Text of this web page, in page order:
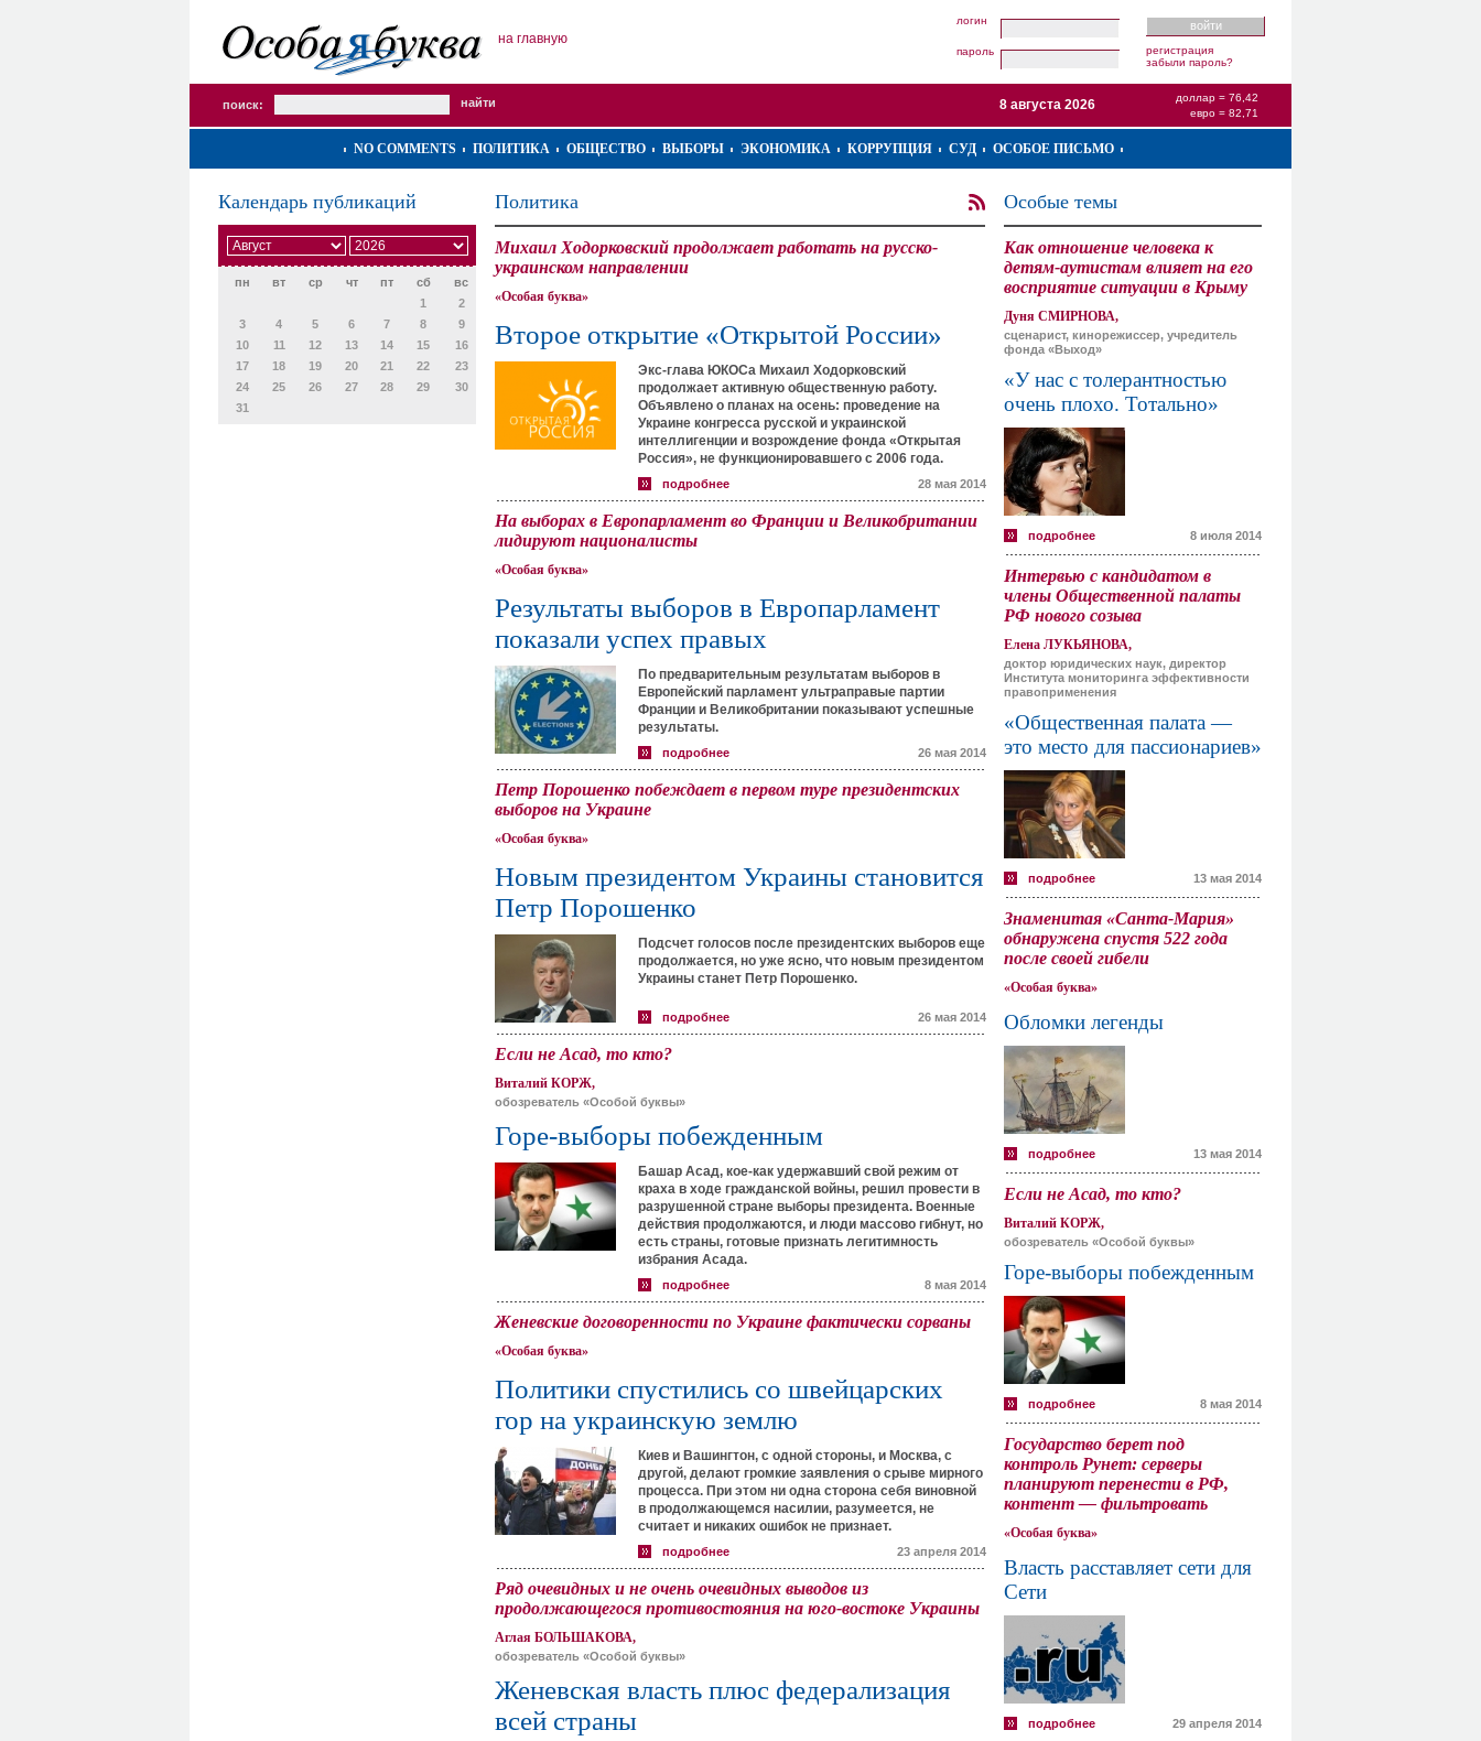
на главную
логин
пароль
регистрация
забыли пароль?
поиск:
доллар = 76,42
евро = 82,71
8 августа 2026
NO COMMENTS ПОЛИТИКА ОБЩЕСТВО ВЫБОРЫ ЭКОНОМИКА КОРРУПЦИЯ СУД ОСОБОЕ ПИСЬМО
Календарь публикаций
пн вт ср чт пт сб
вс
1
2
3
4 5 6 7 8
9
10
11 12 13 14 15
16
17
18 19 20 21 22
23
24
25 26 27 28 29
30
31
Политика
Михаил Ходорковский продолжает работать на русско-
украинском направлении
«Особая буква»
Второе открытие «Открытой России»
Экс-глава ЮКОСа Михаил Ходорковский
продолжает активную общественную работу.
Объявлено о планах на осень: проведение на
Украине конгресса русской и украинской
интеллигенции и возрождение фонда «Открытая
Россия», не функционировавшего с 2006 года.
подробнее 28 мая 2014
На выборах в Европарламент во Франции и Великобритании
лидируют националисты
«Особая буква»
Результаты выборов в Европарламент
показали успех правых
По предварительным результатам выборов в
Европейский парламент ультраправые партии
Франции и Великобритании показывают успешные
результаты.
подробнее 26 мая 2014
Петр Порошенко побеждает в первом туре президентских
выборов на Украине
«Особая буква»
Новым президентом Украины становится
Петр Порошенко
Подсчет голосов после президентских выборов еще
продолжается, но уже ясно, что новым президентом
Украины станет Петр Порошенко.
подробнее 26 мая 2014
Если не Асад, то кто?
Виталий КОРЖ,
обозреватель «Особой буквы»
Горе-выборы побежденным
Башар Асад, кое-как удержавший свой режим от
краха в ходе гражданской войны, решил провести в
разрушенной стране выборы президента. Военные
действия продолжаются, и люди массово гибнут, но
есть страны, готовые признать легитимность
избрания Асада.
подробнее 8 мая 2014
Женевские договоренности по Украине фактически сорваны
«Особая буква»
Политики спустились со швейцарских
гор на украинскую землю
Киев и Вашингтон, с одной стороны, и Москва, с
другой, делают громкие заявления о срыве мирного
процесса. При этом ни одна сторона себя виновной
в продолжающемся насилии, разумеется, не
считает и никаких ошибок не признает.
подробнее 23 апреля 2014
Ряд очевидных и не очень очевидных выводов из
продолжающегося противостояния на юго-востоке Украины
Аглая БОЛЬШАКОВА,
обозреватель «Особой буквы»
Женевская власть плюс федерализация
всей страны
Особые темы
Как отношение человека к
детям-аутистам влияет на его
восприятие ситуации в Крыму
Дуня СМИРНОВА,
сценарист, кинорежиссер, учредитель
фонда «Выход»
«У нас с толерантностью
очень плохо. Тотально»
подробнее 8 июля 2014
Интервью с кандидатом в
члены Общественной палаты
РФ нового созыва
Елена ЛУКЬЯНОВА,
доктор юридических наук, директор
Института мониторинга эффективности
правоприменения
«Общественная палата —
это место для пассионариев»
подробнее 13 мая 2014
Знаменитая «Санта-Мария»
обнаружена спустя 522 года
после своей гибели
«Особая буква»
Обломки легенды
подробнее 13 мая 2014
Если не Асад, то кто?
Виталий КОРЖ,
обозреватель «Особой буквы»
Горе-выборы побежденным
подробнее 8 мая 2014
Государство берет под
контроль Рунет: серверы
планируют перенести в РФ,
контент — фильтровать
«Особая буква»
Власть расставляет сети для
Сети
подробнее 29 апреля 2014